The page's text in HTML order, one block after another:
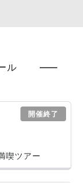
ル
開催終了
喫ツアー